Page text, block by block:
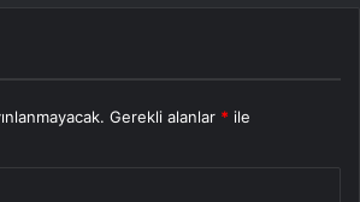
Gerekli alanlar * ile